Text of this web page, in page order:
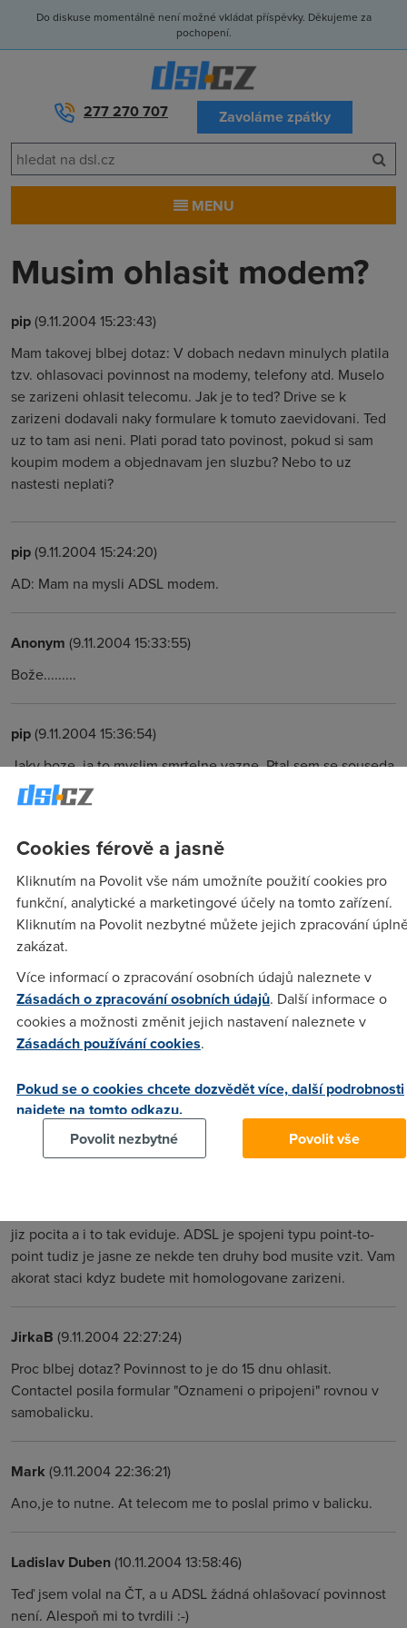
Do diskuse momentálně není možné vkládat příspěvky. Děkujeme za
pochopení.
277 270 707 Zavoláme zpátky
MENU
Musim ohlasit modem?
pip(9.11.2004 15:23:43)
Mam takovej blbej dotaz: V dobach nedavn minulych platila
tzv. ohlasovaci povinnost na modemy, telefony atd. Muselo
se zarizeni ohlasit telecomu. Jak je to ted? Drive se k
zarizeni dodavali naky formulare k tomuto zaevidovani. Ted
uz to tam asi neni. Plati porad tato povinost, pokud si sam
koupim modem a objednavam jen sluzbu? Nebo to uz
nastesti neplati?
pip(9.11.2004 15:24:20)
AD: Mam na mysli ADSL modem.
Anonym (9.11.2004 15:33:55)
Bože.........
pip(9.11.2004 15:36:54)
Jaky boze, ja to myslim smrtelne vazne. Ptal sem se souseda
a ten se se mnou hadal ze jo, ze je to nutny, pry mu to rekli i
na infolince. Me se to moc nezda, ale nevim. Tak se ptam
Vykašli se na to. Nestojí to za ten čas
mne o te ohlasovaci povinosti rikala koc v telepoint
prodejne, kdyz jsem si byl potvrzovat zarucak, tak nemachruj
Takhle ohlasovaci povinnost plati jen u obyc analog
modemu(obecne u jakehokoli dalsiho telekomunikacniho
zarizeni krom adsl na vasi lince) protoze telecom nemuze
jiz pocita a i to tak eviduje. ADSL je spojeni typu point-to-
point tudiz je jasne ze nekde ten druhy bod musite vzit. Vam
akorat staci kdyz budete mit homologovane zarizeni.
JirkaB (9.11.2004 22:27:24)
Proc blbej dotaz? Povinnost to je do 15 dnu ohlasit.
Contactel posila formular "Oznameni o pripojeni" rovnou v
samobalicku.
Mark (9.11.2004 22:36:21)
Ano,je to nutne. At telecom me to poslal primo v balicku.
Ladislav Duben(10.11.2004 13:58:46)
Teď jsem volal na ČT, a u ADSL žádná ohlašovací povinnost
není. Alespoň mi to tvrdili :-)
Cookies férově a jasně
Kliknutím na Povolit vše nám umožníte použití cookies pro
funkční, analytické a marketingové účely na tomto zařízení.
Kliknutím na Povolit nezbytné můžete jejich zpracování
zakázat.
Více informací o zpracování osobních údajů naleznete v
Zásadách o zpracování osobních údajů. Další informace o
cookies a možnosti změnit jejich nastavení naleznete v
Zásadách používání cookies.
Pokud se o cookies chcete dozvědět více, další podrobnosti
najdete na tomto odkazu.
Povolit nezbytné
Povolit vše